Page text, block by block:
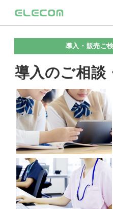
導入・販売ご
導入のご相談